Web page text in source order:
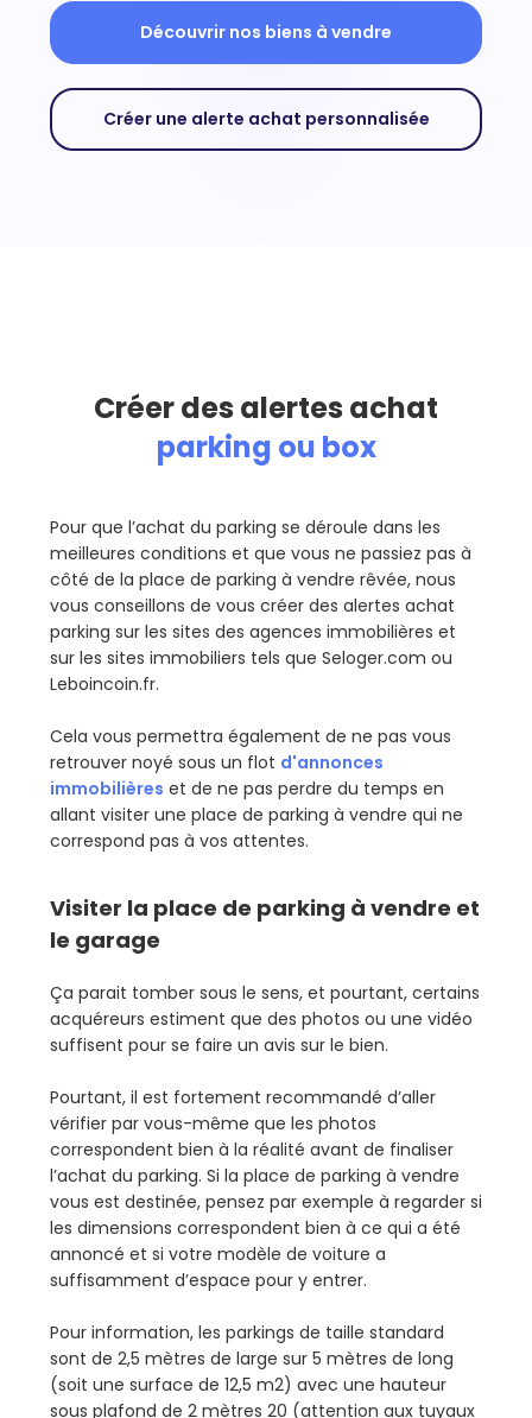
Découvrir nos biens à vendre
Créer une alerte achat personnalisée
Créer des alertes achat
parking ou box
Pour que l’achat du parking se déroule dans les
meilleures conditions et que vous ne passiez pas à
côté de la place de parking à vendre rêvée, nous
vous conseillons de vous créer des alertes achat
parking sur les sites des agences immobilières et
sur les sites immobiliers tels que Seloger.com ou
Leboincoin.fr.
Cela vous permettra également de ne pas vous
retrouver noyé sous un flot d'annonces
immobilières et de ne pas perdre du temps en
allant visiter une place de parking à vendre qui ne
correspond pas à vos attentes.
Visiter la place de parking à vendre et
le garage
Ça parait tomber sous le sens, et pourtant, certains
acquéreurs estiment que des photos ou une vidéo
suffisent pour se faire un avis sur le bien.
Pourtant, il est fortement recommandé d’aller
vérifier par vous-même que les photos
correspondent bien à la réalité avant de finaliser
l’achat du parking. Si la place de parking à vendre
vous est destinée, pensez par exemple à regarder si
les dimensions correspondent bien à ce qui a été
annoncé et si votre modèle de voiture a
suffisamment d’espace pour y entrer.
Pour information, les parkings de taille standard
sont de 2,5 mètres de large sur 5 mètres de long
(soit une surface de 12,5 m2) avec une hauteur
sous plafond de 2 mètres 20 (attention aux tuyaux